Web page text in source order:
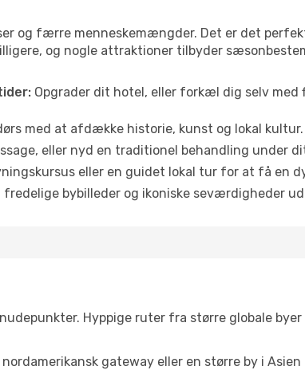
og færre menneskemængder. Det er det
og nogle attraktioner tilbyder
Opgrader dit hotel, eller forkæl dig selv
med at afdække historie, kunst og lokal kultur.
eller nyd en traditionel behandling under
eller en guidet lokal tur for at få en
fredelige bybilleder og ikoniske seværdigheder
Hyppige ruter fra større globale byer
gateway eller en større by i